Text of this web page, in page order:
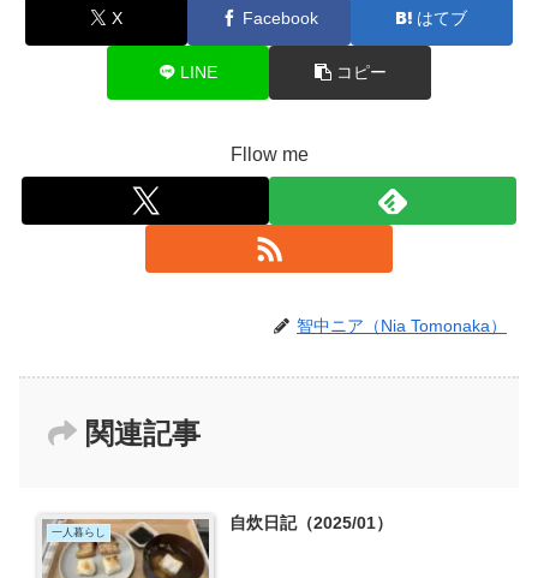
X Facebook はてブ
LINE コピー
Fllow me
智中ニア（Nia Tomonaka）
関連記事
一人暮らし 自炊日記（2025/01）